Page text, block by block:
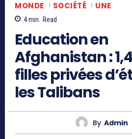
MONDE SOCIÉTÉ UNE
4min. Read
Education en
Afghanistan :
filles privées
les Talibans
By Admin